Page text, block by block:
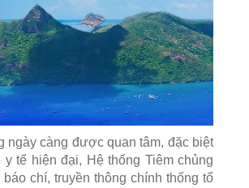
ngày càng được quan tâm, đặc biệt
tế hiện đại, Hệ thống Tiêm chủng
chí, truyền thông chính thống tổ